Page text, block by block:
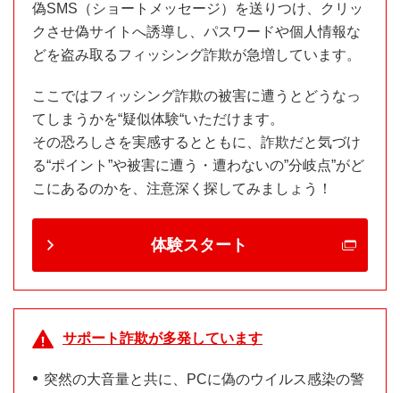
偽SMS（ショートメッセージ）を送りつけ、クリッ
クさせ偽サイトへ誘導し、パスワードや個⼈情報な
どを盗み取るフィッシング詐欺が急増しています。
ここではフィッシング詐欺の被害に遭うとどうなっ
てしまうかを“疑似体験“いただけます。
その恐ろしさを実感するとともに、詐欺だと気づけ
る“ポイント”や被害に遭う・遭わないの”分岐点”がど
こにあるのかを、注意深く探してみましょう！
体験スタート
サポート詐欺が多発しています
突然の大音量と共に、PCに偽のウイルス感染の警